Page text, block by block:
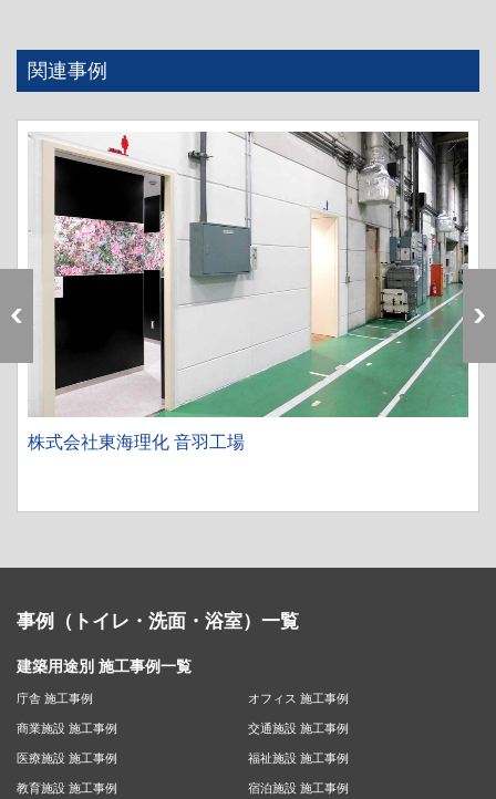
関連事例
株式会社東海理化 音羽工場
事例（トイレ・洗面・浴室）一覧
建築用途別 施工事例一覧
庁舎 施工事例 オフィス 施工事例
商業施設 施工事例 交通施設 施工事例
医療施設 施工事例 福祉施設 施工事例
教育施設 施工事例 宿泊施設 施工事例